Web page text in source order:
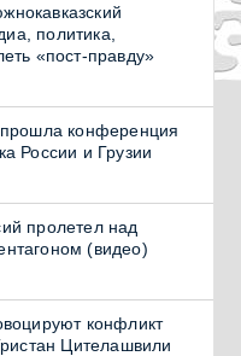
политика,
«пост-правду»
конференция
России и Грузии
пролетел над
(видео)
конфликт
Цителашвили